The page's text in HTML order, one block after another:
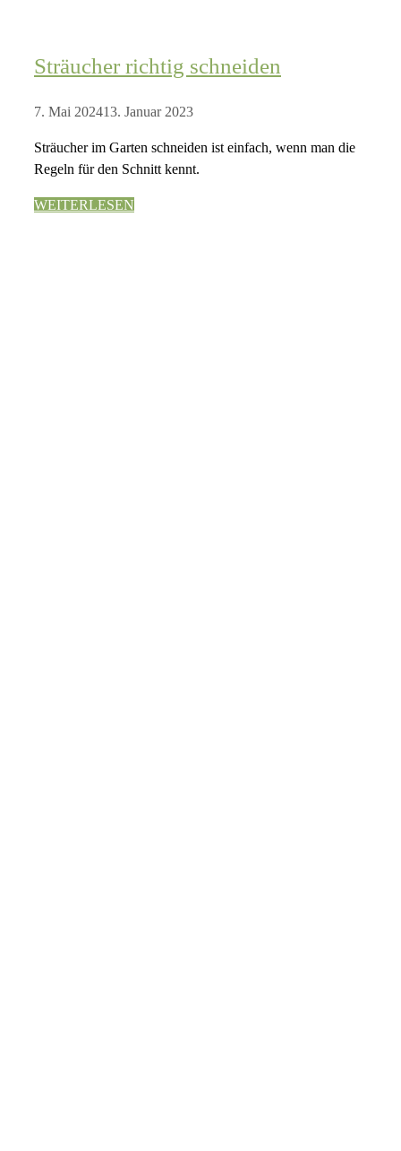
Sträucher richtig schneiden
7. Mai 202413. Januar 2023
Sträucher im Garten schneiden ist einfach, wenn man die
Regeln für den Schnitt kennt.
WEITERLESEN